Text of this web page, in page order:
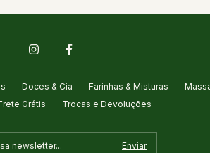
Doces & Cia Farinhas & Misturas
Grátis
Trocas e Devoluções